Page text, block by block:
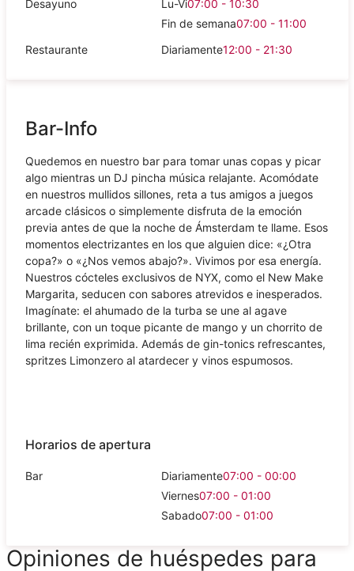
Desayuno Lu-Vi07:00 - 10:30
Fin de semana07:00 - 11:00
Restaurante
Diariamente12:00 - 21:30
Bar-Info
Quedemos en nuestro bar para tomar unas copas y picar
algo mientras un DJ pincha música relajante. Acomódate
en nuestros mullidos sillones, reta a tus amigos a juegos
arcade clásicos o simplemente disfruta de la emoción
previa antes de que la noche de Ámsterdam te llame. Esos
momentos electrizantes en los que alguien dice: «¿Otra
copa?» o «¿Nos vemos abajo?». Vivimos por esa energía.
Nuestros cócteles exclusivos de NYX, como el New Make
Margarita, seducen con sabores atrevidos e inesperados.
Imagínate: el ahumado de la turba se une al agave
brillante, con un toque picante de mango y un chorrito de
lima recién exprimida. Además de gin-tonics refrescantes,
spritzes Limonzero al atardecer y vinos espumosos.
Horarios de apertura
Bar Diariamente07:00 - 00:00
Viernes07:00 - 01:00
Sabado07:00 - 01:00
Opiniones de huéspedes para